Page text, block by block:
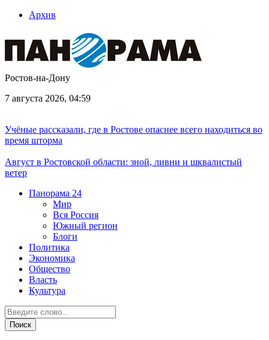
Архив
Ростов-на-Дону
7 августа 2026, 04:59
Учёные рассказали, где в Ростове опаснее всего находиться во
время шторма
Август в Ростовской области: зной, ливни и шквалистый
ветер
Панорама 24
Мир
Вся Россия
Южный регион
Блоги
Политика
Экономика
Общество
Власть
Культура